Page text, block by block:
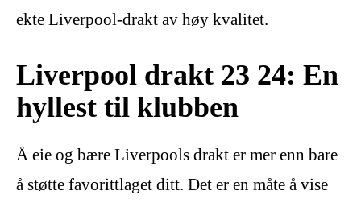
ekte Liverpool-drakt av høy kvalitet.
Liverpool drakt 23 24: En
hyllest til klubben
Å eie og bære Liverpools drakt er mer enn bare
å støtte favorittlaget ditt. Det er en måte å vise